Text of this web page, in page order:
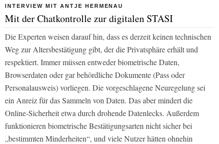
INTERVIEW MIT ANTJE HERMENAU
Mit der Chatkontrolle zur digitalen STASI
Die Experten weisen darauf hin, dass es derzeit keinen technischen
Weg zur Altersbestätigung gibt, der die Privatsphäre erhält und
respektiert. Immer müssen entweder biometrische Daten,
Browserdaten oder gar behördliche Dokumente (Pass oder
Personalausweis) vorliegen. Die vorgeschlagene Neuregelung sei
ein Anreiz für das Sammeln von Daten. Das aber mindert die
Online-Sicherheit etwa durch drohende Datenlecks. Außerdem
funktionieren biometrische Bestätigungsarten nicht sicher bei
„bestimmten Minderheiten“, und viele Nutzer hätten ohnehin